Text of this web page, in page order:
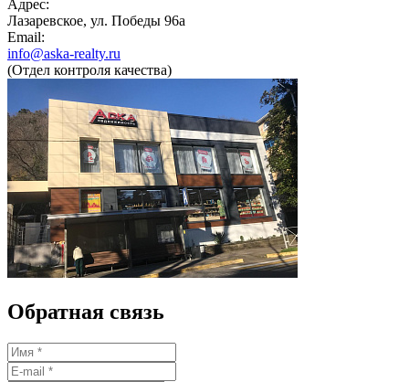
Адрес:
Лазаревское, ул. Победы 96а
Email:
info@aska-realty.ru
(Отдел контроля качества)
Обратная связь